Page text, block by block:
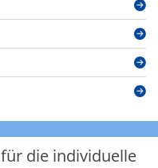
die individuelle